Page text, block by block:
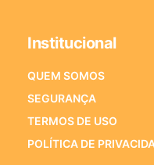
Institucional
QUEM SOMOS
SEGURANÇA
TERMOS DE USO
POLÍTICA DE